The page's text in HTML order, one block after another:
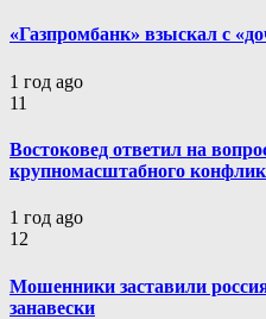
«Газпромбанк» взыскал с
1 год ago
11
Востоковед ответил на
крупномасштабного
1 год ago
12
Мошенники заставили
занавески